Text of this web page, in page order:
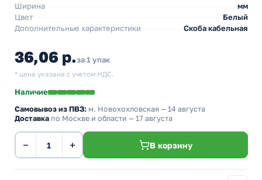
Ширина
мм
Цвет
Белый
Дополнительные характеристики
Скоба кабельная
36,06 р.за 1 упак
* цена указана с учетом НДС.
Наличие
Самовывоз из ПВЗ: м. Новохохловская — 14 августа
Доставка по Москве и области — 17 августа
− + В корзину